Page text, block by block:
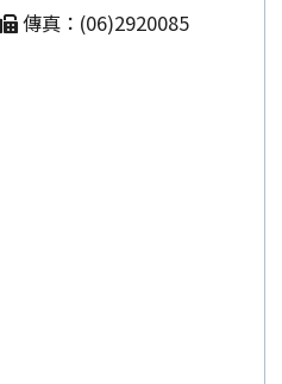
傳真：(06)2920085